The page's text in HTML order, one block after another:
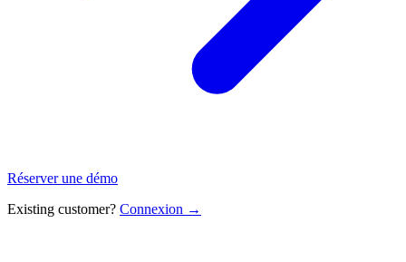
Réserver une démo
Existing customer? Connexion →